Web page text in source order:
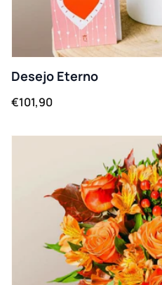
Desejo Eterno
€101,90